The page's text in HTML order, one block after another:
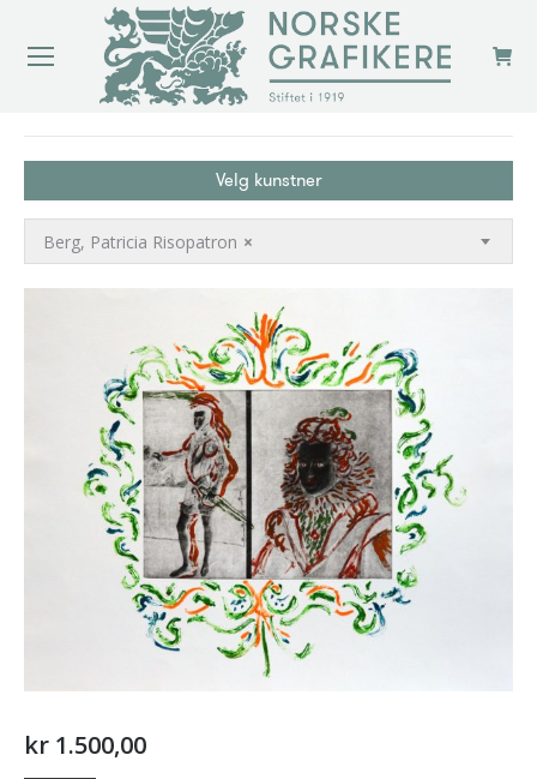
Velg kunstner
×
Berg, Patricia Risopatron
kr 1.500,00